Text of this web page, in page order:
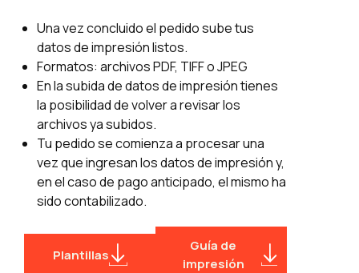
corregirlos.
¿Qué no comprobamos ni
corregimos?
No revisamos los textos ni errores
tipográficos;
No modificamos ni reemplazamos
glifos o caracteres especiales;
No corregimos archivos que
o creación gráfica.
Una vez concluido el pedido sube tus
datos de impresión listos.
Formatos: archivos PDF, TIFF o JPEG
En la subida de datos de impresión tienes
la posibilidad de volver a revisar los
archivos ya subidos.
Tu pedido se comienza a procesar una
vez que ingresan los datos de impresión y,
en el caso de pago anticipado, el mismo ha
sido contabilizado.
Plantillas
Guía de
impresión